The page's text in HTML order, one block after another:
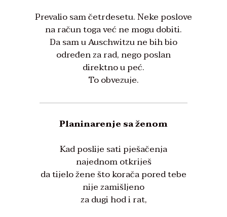
Prevalio sam četrdesetu. Neke poslove
na račun toga već ne mogu dobiti.
Da sam u Auschwitzu ne bih bio
određen za rad, nego poslan
direktno u peć.
To obvezuje.
Planinarenje sa ženom
Kad poslije sati pješačenja
najednom otkriješ
da tijelo žene što korača pored tebe
nije zamišljeno
za dugi hod i rat,